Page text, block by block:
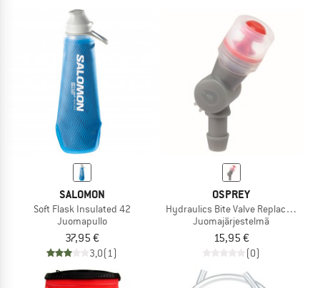
SALOMON
Soft Flask Insulated 42
Juomapullo
37,95 €
3,0(1)
OSPREY
Hydraulics Bite Valve Replacement
Juomajärjestelmä
15,95 €
(0)